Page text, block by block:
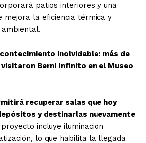
patios interiores y una
mejora la eficiencia térmica y
inolvidable: más de
Berni Infinito en el Museo
recuperar salas que hoy
y destinarlas nuevamente
proyecto incluye iluminación
lo que habilita la llegada